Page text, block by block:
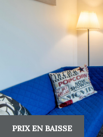
PRIX EN BAISSE